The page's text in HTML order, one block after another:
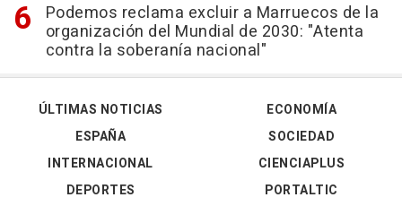
Podemos reclama excluir a Marruecos de la
organización del Mundial de 2030: "Atenta
contra la soberanía nacional"
ÚLTIMAS NOTICIAS
ESPAÑA
INTERNACIONAL
DEPORTES
ECONOMÍA
SOCIEDAD
CIENCIAPLUS
PORTALTIC